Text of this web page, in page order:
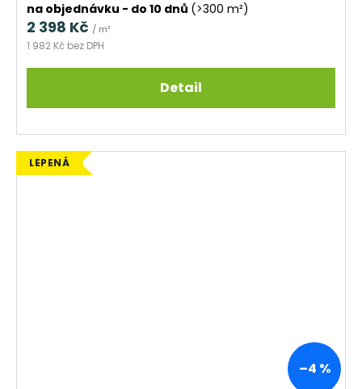
na objednávku - do 10 dnů (>300 m²)
1 982 Kč bez DPH
2 398 Kč / m²
Detail
LEPENÁ
–4 %